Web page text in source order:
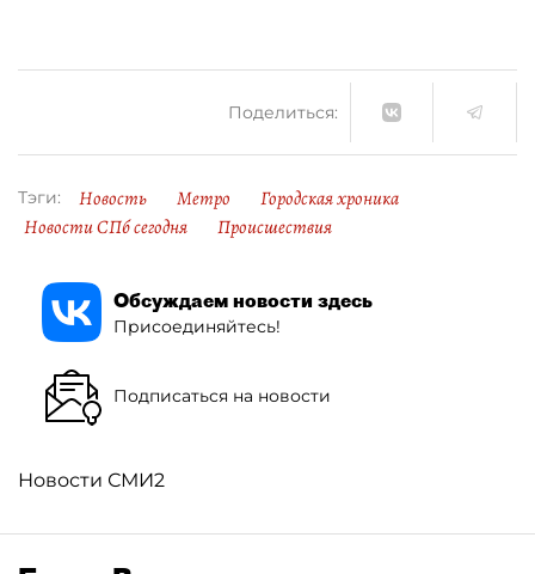
Поделиться:
Тэги: Новость Метро
Городская хроника
Новости СПб сегодня
Происшествия
Обсуждаем новости здесь
Присоединяйтесь!
Подписаться на новости
Новости СМИ2